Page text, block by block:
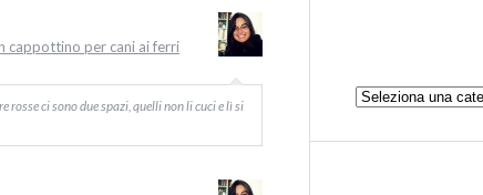
cappottino per cani ai ferri
rosse ci sono due spazi, quelli non li cuci e lì si
Argomenti: